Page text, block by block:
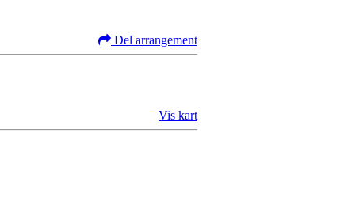
Del arrangement
Vis kart